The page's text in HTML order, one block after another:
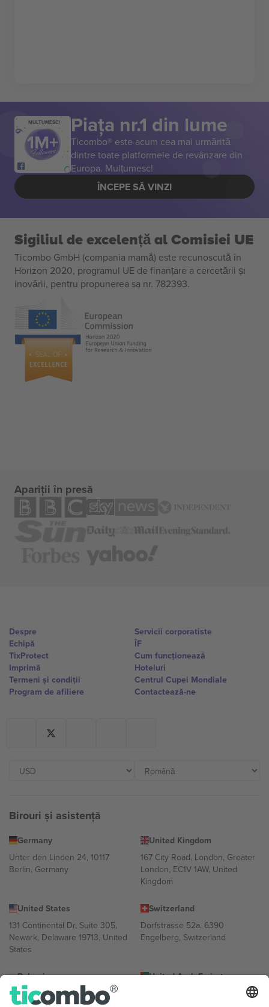
MULȚUMESC! Piața nr.1 din lume
Ticombo® este acum cea mai urmărită
dintre toate platformele de revânzare din
Europa. Mulțumesc!
ÎNCEPE SĂ VINZI
Sigiliul de excelență al Comisiei UE
Ticombo GmbH (compania mamă) este recunoscută în
Horizon 2020, programul UE de finanțare a cercetării și
inovării, pentru propunerea sa nr. 782393.
Apariții în presă
Despre
Echipă
TixProtect
Imprimă
Termeni și condiții
Program de afiliere
Servicii corporatiste
ÎF
Cum funcționează
Hoteluri
Centrul Cupei Mondiale
Contactează-ne
Birouri și asistență
Germany
Unter den Linden 24, 10117
Berlin, Germany
United Kingdom
167 City Road, London, Greater
London, EC1V 1AW, United
Kingdom
United States
131 Continental Dr, Suite 305,
Newark, Delaware 19713, United
States
Switzerland
Dorfstrasse 52a, 6390
Engelberg, Switzerland
Bulgaria
Regus Sofia City West, bul
United Arab Emirates
UAE Dubai Silicon Oasis, DDP